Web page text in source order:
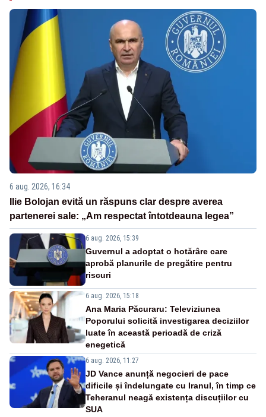
6 aug. 2026, 16:34
Ilie Bolojan evită un răspuns clar despre averea
partenerei sale: „Am respectat întotdeauna legea”
6 aug. 2026, 15:39
Guvernul a adoptat o hotărâre care
aprobă planurile de pregătire pentru
riscuri
6 aug. 2026, 15:18
Ana Maria Păcuraru: Televiziunea
Poporului solicită investigarea deciziilor
luate în această perioadă de criză
enegetică
6 aug. 2026, 11:27
JD Vance anunță negocieri de pace
dificile și îndelungate cu Iranul, în timp ce
Teheranul neagă existența discuțiilor cu
SUA